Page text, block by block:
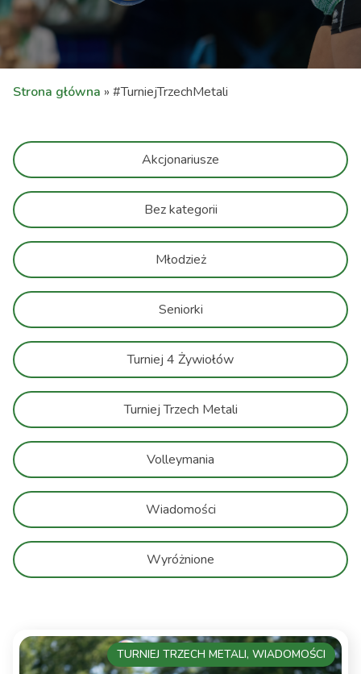
Strona główna » #TurniejTrzechMetali
Akcjonariusze
Bez kategorii
Młodzież
Seniorki
Turniej 4 Żywiołów
Turniej Trzech Metali
Volleymania
Wiadomości
Wyróżnione
TURNIEJ TRZECH METALI, WIADOMOŚCI